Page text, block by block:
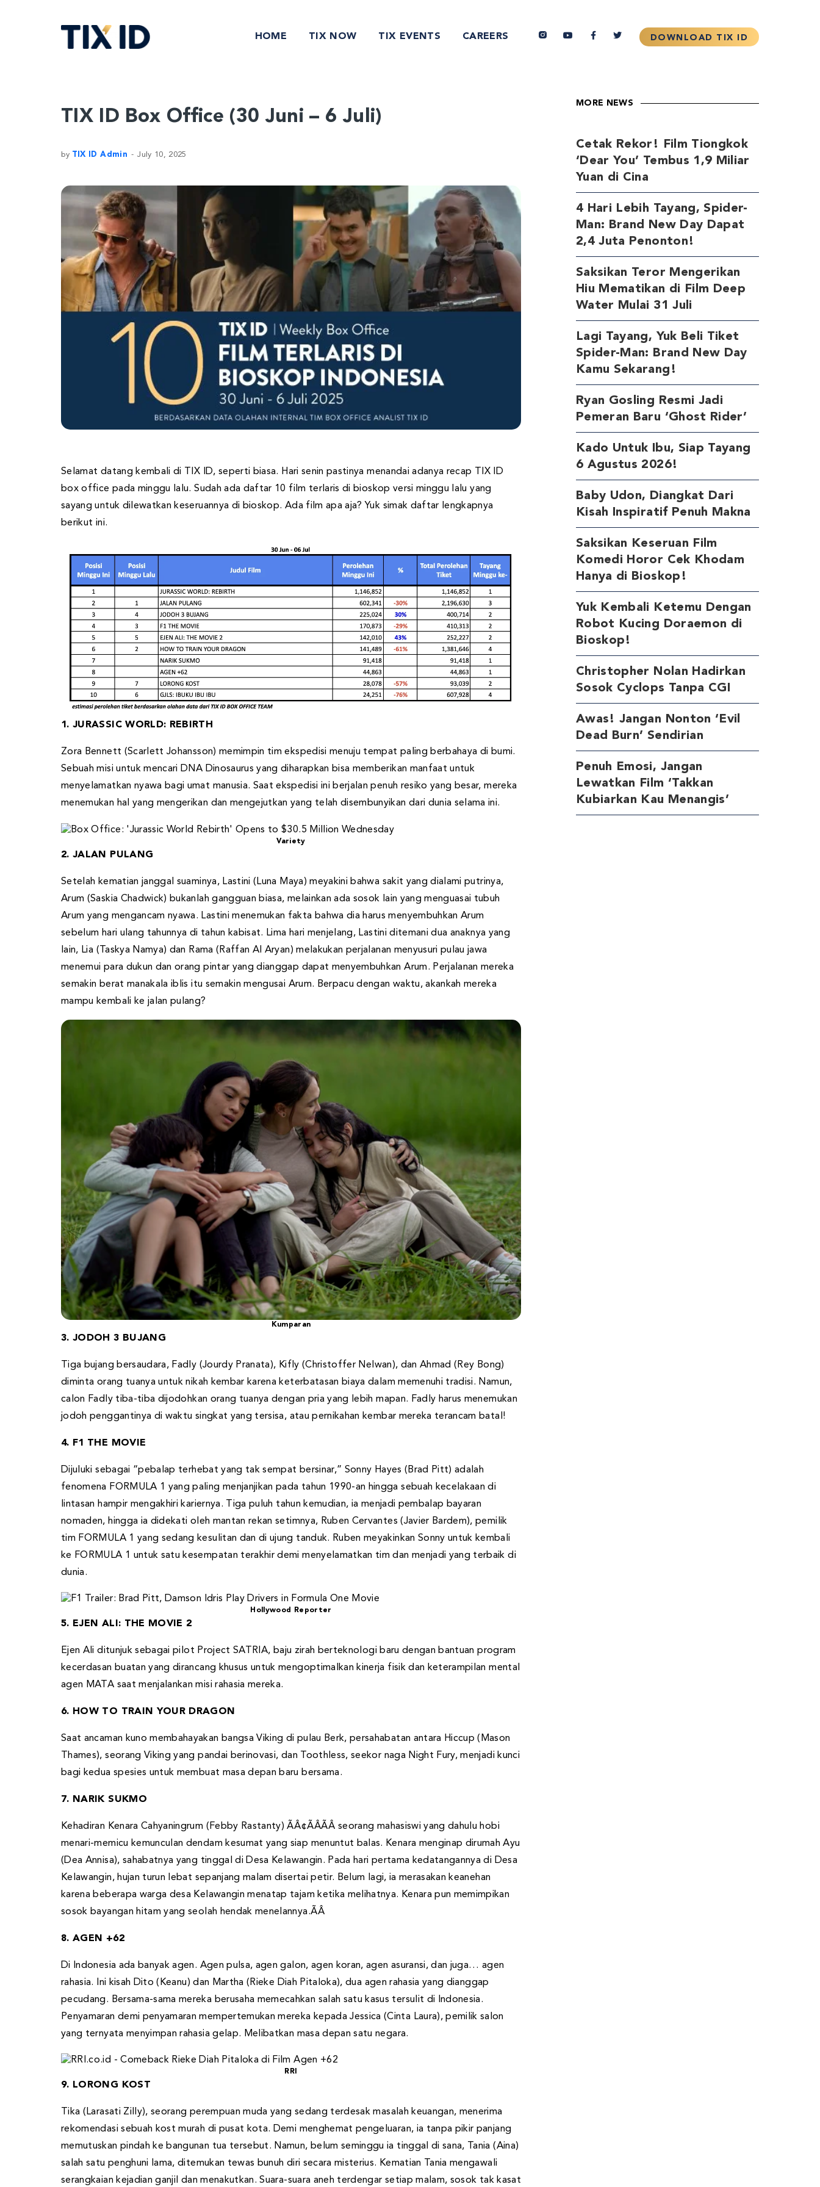
HOME TIX NOW TIX EVENTS CAREERS
TIX ID Box Office (30 Juni – 6 Juli)
by TIX ID Admin July 10, 2025
Selamat datang kembali di TIX ID, seperti biasa. Hari senin pastinya menandai adanya recap TIX ID
box office pada minggu lalu. Sudah ada daftar 10 film terlaris di bioskop versi minggu lalu yang
sayang untuk dilewatkan keseruannya di bioskop. Ada film apa aja? Yuk simak daftar lengkapnya
berikut ini.
1. JURASSIC WORLD: REBIRTH
Zora Bennett (Scarlett Johansson) memimpin tim ekspedisi menuju tempat paling berbahaya di bumi.
Sebuah misi untuk mencari DNA Dinosaurus yang diharapkan bisa memberikan manfaat untuk
menyelamatkan nyawa bagi umat manusia. Saat ekspedisi ini berjalan penuh resiko yang besar, mereka
menemukan hal yang mengerikan dan mengejutkan yang telah disembunyikan dari dunia selama ini.
Variety
2. JALAN PULANG
Setelah kematian janggal suaminya, Lastini (Luna Maya) meyakini bahwa sakit yang dialami putrinya,
Arum (Saskia Chadwick) bukanlah gangguan biasa, melainkan ada sosok lain yang menguasai tubuh
Arum yang mengancam nyawa. Lastini menemukan fakta bahwa dia harus menyembuhkan Arum
sebelum hari ulang tahunnya di tahun kabisat. Lima hari menjelang, Lastini ditemani dua anaknya yang
lain, Lia (Taskya Namya) dan Rama (Raffan Al Aryan) melakukan perjalanan menyusuri pulau jawa
menemui para dukun dan orang pintar yang dianggap dapat menyembuhkan Arum. Perjalanan mereka
semakin berat manakala iblis itu semakin mengusai Arum. Berpacu dengan waktu, akankah mereka
mampu kembali ke jalan pulang?
Kumparan
3. JODOH 3 BUJANG
Tiga bujang bersaudara, Fadly (Jourdy Pranata), Kifly (Christoffer Nelwan), dan Ahmad (Rey Bong)
diminta orang tuanya untuk nikah kembar karena keterbatasan biaya dalam memenuhi tradisi. Namun,
calon Fadly tiba-tiba dijodohkan orang tuanya dengan pria yang lebih mapan. Fadly harus menemukan
jodoh penggantinya di waktu singkat yang tersisa, atau pernikahan kembar mereka terancam batal!
4. F1 THE MOVIE
Dijuluki sebagai “pebalap terhebat yang tak sempat bersinar,” Sonny Hayes (Brad Pitt) adalah
fenomena FORMULA 1 yang paling menjanjikan pada tahun 1990-an hingga sebuah kecelakaan di
lintasan hampir mengakhiri kariernya. Tiga puluh tahun kemudian, ia menjadi pembalap bayaran
nomaden, hingga ia didekati oleh mantan rekan setimnya, Ruben Cervantes (Javier Bardem), pemilik
tim FORMULA 1 yang sedang kesulitan dan di ujung tanduk. Ruben meyakinkan Sonny untuk kembali
ke FORMULA 1 untuk satu kesempatan terakhir demi menyelamatkan tim dan menjadi yang terbaik di
dunia.
Hollywood Reporter
5. EJEN ALI: THE MOVIE 2
Ejen Ali ditunjuk sebagai pilot Project SATRIA, baju zirah berteknologi baru dengan bantuan program
kecerdasan buatan yang dirancang khusus untuk mengoptimalkan kinerja fisik dan keterampilan mental
agen MATA saat menjalankan misi rahasia mereka.
6. HOW TO TRAIN YOUR DRAGON
Saat ancaman kuno membahayakan bangsa Viking di pulau Berk, persahabatan antara Hiccup (Mason
Thames), seorang Viking yang pandai berinovasi, dan Toothless, seekor naga Night Fury, menjadi kunci
bagi kedua spesies untuk membuat masa depan baru bersama.
7. NARIK SUKMO
Kehadiran Kenara Cahyaningrum (Febby Rastanty) ÃÂ¢ÃÂÃÂ seorang mahasiswi yang dahulu hobi
menari-memicu kemunculan dendam kesumat yang siap menuntut balas. Kenara menginap dirumah Ayu
(Dea Annisa), sahabatnya yang tinggal di Desa Kelawangin. Pada hari pertama kedatangannya di Desa
Kelawangin, hujan turun lebat sepanjang malam disertai petir. Belum lagi, ia merasakan keanehan
karena beberapa warga desa Kelawangin menatap tajam ketika melihatnya. Kenara pun memimpikan
sosok bayangan hitam yang seolah hendak menelannya.ÃÂ
8. AGEN +62
Di Indonesia ada banyak agen. Agen pulsa, agen galon, agen koran, agen asuransi, dan juga… agen
rahasia. Ini kisah Dito (Keanu) dan Martha (Rieke Diah Pitaloka), dua agen rahasia yang dianggap
pecudang. Bersama-sama mereka berusaha memecahkan salah satu kasus tersulit di Indonesia.
Penyamaran demi penyamaran mempertemukan mereka kepada Jessica (Cinta Laura), pemilik salon
yang ternyata menyimpan rahasia gelap. Melibatkan masa depan satu negara.
RRI
9. LORONG KOST
Tika (Larasati Zilly), seorang perempuan muda yang sedang terdesak masalah keuangan, menerima
rekomendasi sebuah kost murah di pusat kota. Demi menghemat pengeluaran, ia tanpa pikir panjang
memutuskan pindah ke bangunan tua tersebut. Namun, belum seminggu ia tinggal di sana, Tania (Aina)
salah satu penghuni lama, ditemukan tewas bunuh diri secara misterius. Kematian Tania mengawali
serangkaian kejadian ganjil dan menakutkan. Suara-suara aneh terdengar setiap malam, sosok tak kasat
MORE NEWS
Cetak Rekor! Film Tiongkok
‘Dear You’ Tembus 1,9 Miliar
Yuan di Cina
4 Hari Lebih Tayang, Spider-
Man: Brand New Day Dapat
2,4 Juta Penonton!
Saksikan Teror Mengerikan
Hiu Mematikan di Film Deep
Water Mulai 31 Juli
Lagi Tayang, Yuk Beli Tiket
Spider-Man: Brand New Day
Kamu Sekarang!
Ryan Gosling Resmi Jadi
Pemeran Baru ‘Ghost Rider’
Kado Untuk Ibu, Siap Tayang
6 Agustus 2026!
Baby Udon, Diangkat Dari
Kisah Inspiratif Penuh Makna
Saksikan Keseruan Film
Komedi Horor Cek Khodam
Hanya di Bioskop!
Yuk Kembali Ketemu Dengan
Robot Kucing Doraemon di
Bioskop!
Christopher Nolan Hadirkan
Sosok Cyclops Tanpa CGI
Awas! Jangan Nonton ‘Evil
Dead Burn’ Sendirian
Penuh Emosi, Jangan
Lewatkan Film ‘Takkan
Kubiarkan Kau Menangis’